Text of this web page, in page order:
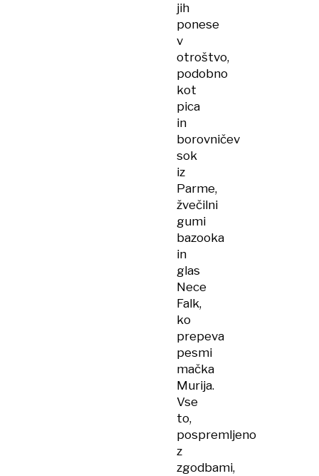
jih
ponese
v
otroštvo,
podobno
kot
pica
in
borovničev
sok
iz
Parme,
žvečilni
gumi
bazooka
in
glas
Nece
Falk,
ko
prepeva
pesmi
mačka
Murija.
Vse
to,
pospremljeno
z
zgodbami,